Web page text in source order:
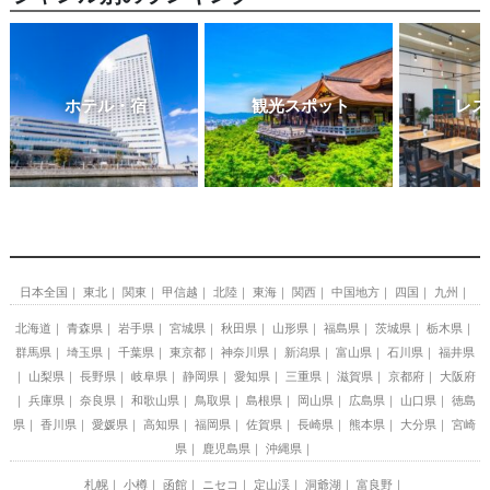
ホテル・宿 観光スポット レ
日本全国 東北 関東 甲信越 北陸 東海 関西 中国地方 四国 九州
北海道 青森県 岩手県 宮城県 秋田県 山形県 福島県 茨城県
栃木県
群馬県
埼玉県 千葉県 東京都 神奈川県 新潟県 富山県 石川県
福井県
山梨県
長野県 岐阜県 静岡県 愛知県 三重県 滋賀県 京都府
大阪府
兵庫県
奈良県 和歌山県 鳥取県 島根県 岡山県 広島県 山口県
徳島
県
香川県 愛媛県 高知県 福岡県 佐賀県 長崎県 熊本県 大分県
宮崎
県
鹿児島県 沖縄県
札幌 小樽 函館 ニセコ 定山渓 洞爺湖 富良野